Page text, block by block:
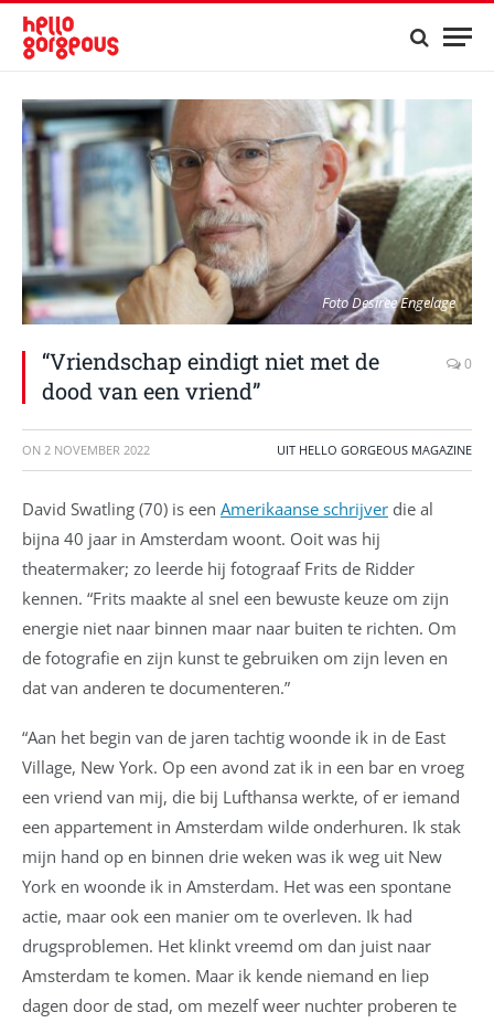
Foto Desiree Engelage
“Vriendschap eindigt niet met de
dood van een vriend”
0
ON 2 NOVEMBER 2022 UIT HELLO GORGEOUS MAGAZINE
David Swatling (70) is een Amerikaanse schrijver die al
bijna 40 jaar in Amsterdam woont. Ooit was hij
theatermaker; zo leerde hij fotograaf Frits de Ridder
kennen. “Frits maakte al snel een bewuste keuze om zijn
energie niet naar binnen maar naar buiten te richten. Om
de fotografie en zijn kunst te gebruiken om zijn leven en
dat van anderen te documenteren.”
“Aan het begin van de jaren tachtig woonde ik in de East
Village, New York. Op een avond zat ik in een bar en vroeg
een vriend van mij, die bij Lufthansa werkte, of er iemand
een appartement in Amsterdam wilde onderhuren. Ik stak
mijn hand op en binnen drie weken was ik weg uit New
York en woonde ik in Amsterdam. Het was een spontane
actie, maar ook een manier om te overleven. Ik had
drugsproblemen. Het klinkt vreemd om dan juist naar
Amsterdam te komen. Maar ik kende niemand en liep
dagen door de stad, om mezelf weer nuchter proberen te